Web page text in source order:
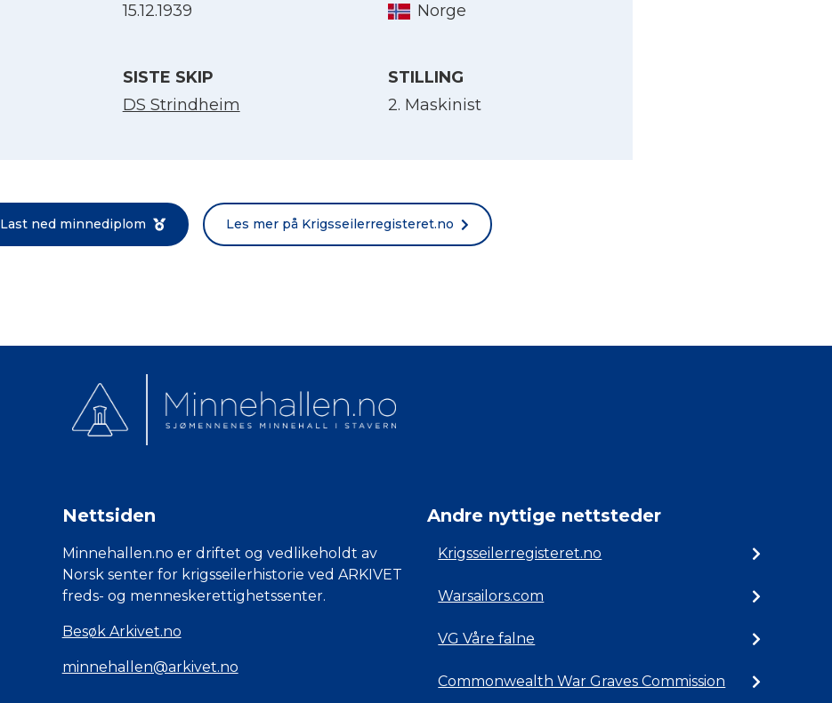
15.12.1939
Norge
SISTE SKIP
DS Strindheim
STILLING
2. Maskinist
Last ned minnediplom Les mer på Krigsseilerregisteret.no
Nettsiden
Minnehallen.no er driftet og vedlikeholdt av
Norsk senter for krigsseilerhistorie ved ARKIVET
freds- og menneskerettighetssenter.
Besøk Arkivet.no
minnehallen@arkivet.no
Andre nyttige nettsteder
Krigsseilerregisteret.no
Warsailors.com
VG Våre falne
Commonwealth War Graves Commission
Norsk bokmål